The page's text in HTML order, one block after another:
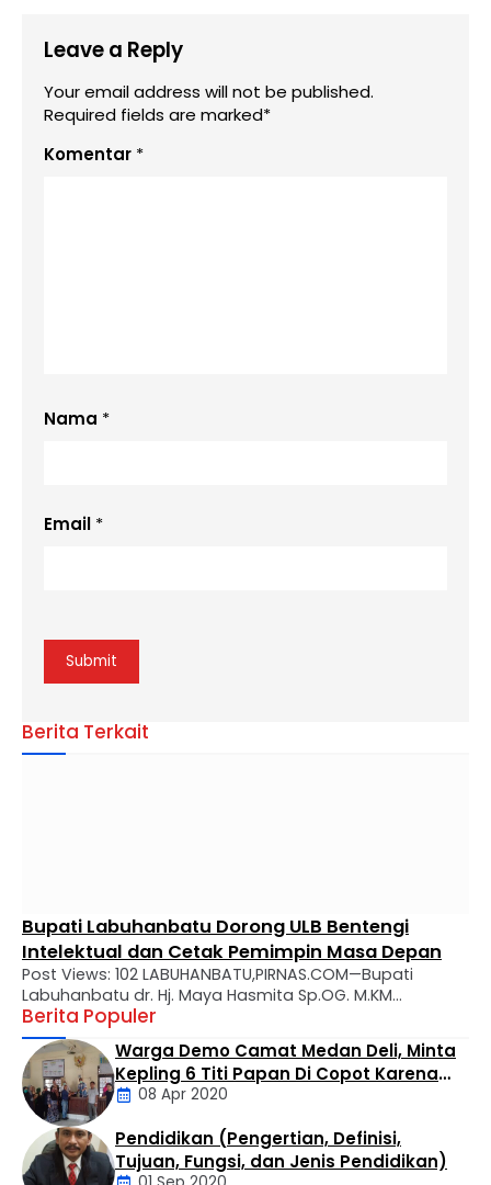
Leave a Reply
Your email address will not be published.
Required fields are marked*
Komentar *
Nama *
Email *
Berita Terkait
Bupati Labuhanbatu Dorong ULB Bentengi
Intelektual dan Cetak Pemimpin Masa Depan
Post Views: 102 LABUHANBATU,PIRNAS.COM—Bupati
Labuhanbatu dr. Hj. Maya Hasmita Sp.OG. M.KM
menyampaikan apresiasi mendalam atas perjalanan
panjang Universitas Labuhanbatu (ULB) yang kini genap
berusia 28 tahun. Dalam usianya yang makin matang,
ULB diharapkan tidak hanya menjadi tempat transfer
ilmu, melainkan kawah candradimuka dalam
melahirkan generasi muda yang inovatif, kritis, dan
berkarakter. Apresiasi tersebut disampaikan Bupati …
Berita Populer
Daerah
Warga Demo Camat Medan Deli, Minta
Kepling 6 Titi Papan Di Copot Karena
Tak Perduli Sama Warganya
08 Apr 2020
Pendidikan (Pengertian, Definisi,
Tujuan, Fungsi, dan Jenis Pendidikan)